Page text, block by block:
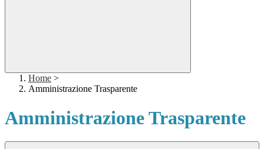
Home >
Amministrazione Trasparente
Amministrazione Trasparente